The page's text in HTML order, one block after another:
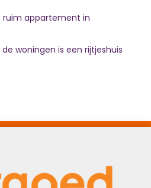
ruim appartement in
woningen is een rijtjeshuis